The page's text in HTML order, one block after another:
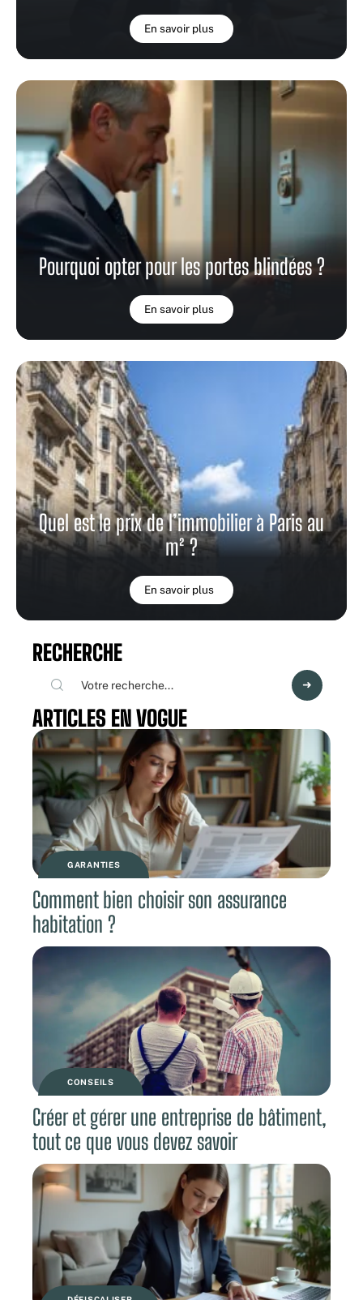
En savoir plus
Pourquoi opter pour les portes blindées ?
En savoir plus
Quel est le prix de l’immobilier à Paris au
m² ?
En savoir plus
RECHERCHE
ARTICLES EN VOGUE
GARANTIES
Comment bien choisir son assurance
habitation ?
CONSEILS
Créer et gérer une entreprise de bâtiment,
tout ce que vous devez savoir